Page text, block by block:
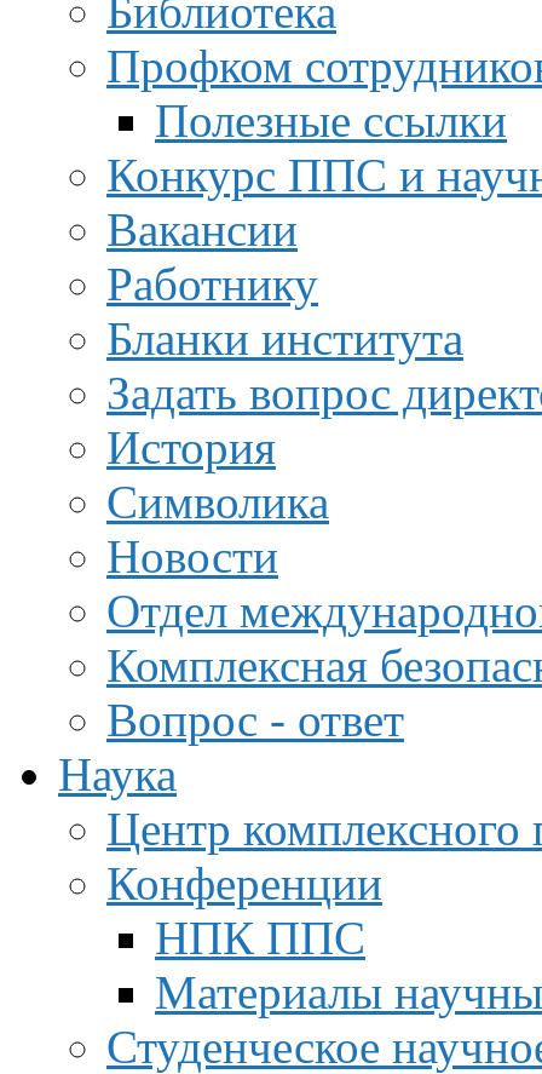
Библиотека
Профком
Полезные ссылки
Конкурс ППС и
Вакансии
Работнику
Бланки института
Задать вопрос
История
Символика
Новости
Отдел
Комплексная
Вопрос - ответ
Наука
Центр
Конференции
НПК ППС
Материалы
Студенческое